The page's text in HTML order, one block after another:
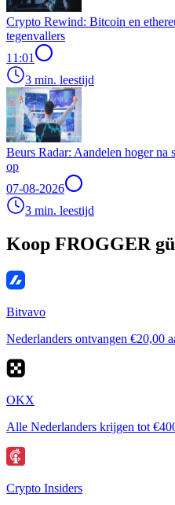
Crypto Rewind: Bitcoin en
tegenvallers
11:01
3 min. leestijd
Beurs Radar: Aandelen hoger na
op
07-08-2026
3 min. leestijd
Koop FROGGER
Bitvavo
Nederlanders ontvangen €20,00
OKX
Alle Nederlanders krijgen tot
Crypto Insiders